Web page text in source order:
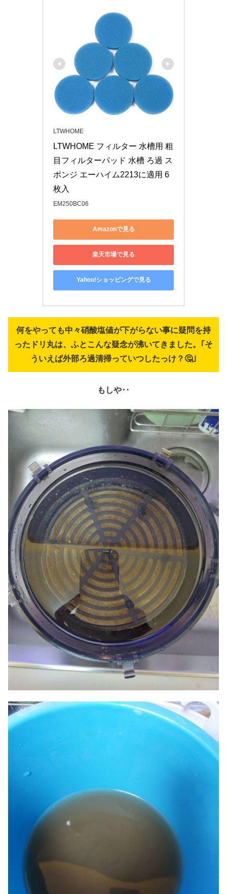
LTWHOME
LTWHOME フィルター 水槽用 粗
目フィルターパッド 水槽 ろ過 ス
ポンジ エーハイム2213に適用 6
枚入
EM250BC06
Amazonで見る
楽天市場で見る
Yahoo!ショッピングで見る
何をやっても中々硝酸塩値が下がらない事に疑問を持
ったドリ丸は、ふとこんな疑念が沸いてきました。｢そ
ういえば外部ろ過清掃っていつしたっけ？🤔｣
もしや‥